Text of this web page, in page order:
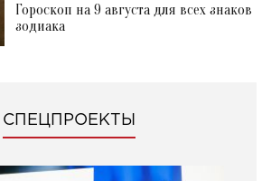
Гороскоп на 9 августа для всех знаков
зодиака
СПЕЦПРОЕКТЫ